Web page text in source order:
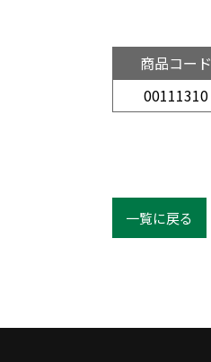
商品コード
00111310
一覧に戻る